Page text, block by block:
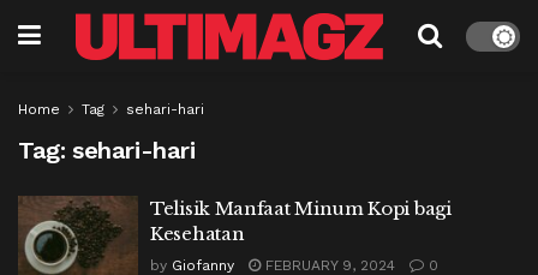
Home Tag sehari-hari
Tag: sehari-hari
Telisik Manfaat Minum Kopi bagi
Kesehatan
by Giofanny FEBRUARY 9, 2024 0